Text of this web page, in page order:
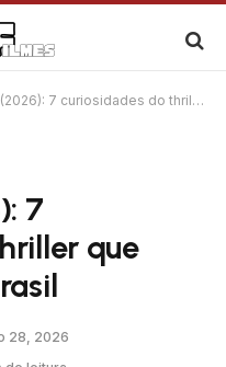
curiosidades do thriller que divide a Netflix Brasil
7
que
28, 2026